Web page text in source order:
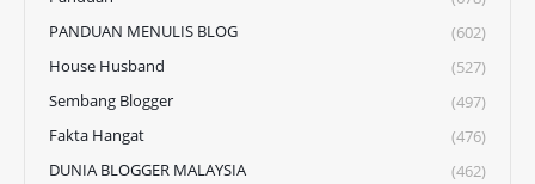
PANDUAN MENULIS BLOG
(602)
House Husband
(527)
Sembang Blogger
(497)
Fakta Hangat
(476)
DUNIA BLOGGER MALAYSIA
(462)